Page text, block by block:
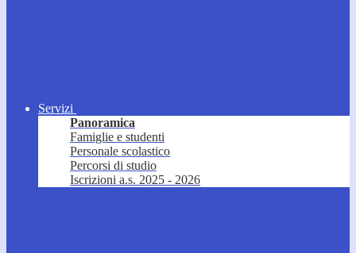
Servizi
Panoramica
Famiglie e studenti
Personale scolastico
Percorsi di studio
Iscrizioni a.s. 2025 - 2026